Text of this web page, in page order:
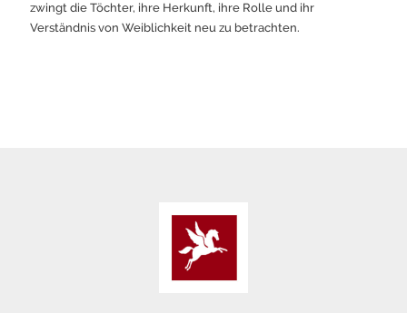
zwingt die Töchter, ihre Herkunft, ihre Rolle und ihr
Verständnis von Weiblichkeit neu zu betrachten.